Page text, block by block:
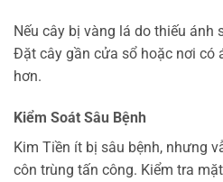
Nếu cây bị vàng lá do thiếu ánh
Đặt cây gần cửa sổ hoặc nơi có
hơn.
Kiểm Soát Sâu Bệnh
Kim Tiền ít bị sâu bệnh, nhưng
côn trùng tấn công. Kiểm tra